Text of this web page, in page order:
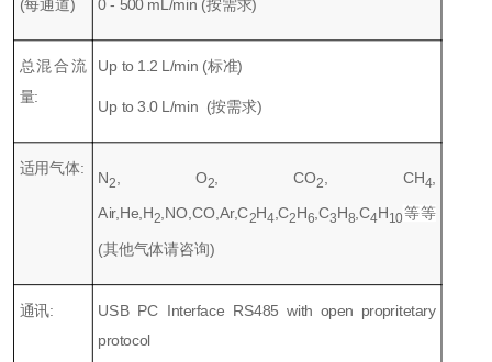
(每通道) 0 - 500 mL/min (按需求)
总混合流
量:
Up to 1.2 L/min (标准)
Up to 3.0 L/min (按需求)
适用气体:
N2 , O2 , CO2 , CH4
Air,He,H2 ,NO,CO,Ar,C2H4 ,C2H6 ,C3H8 ,C4H10等等
(其他气体请咨询)
通讯:
USB PC Interface RS485 with open propritetary
protocol